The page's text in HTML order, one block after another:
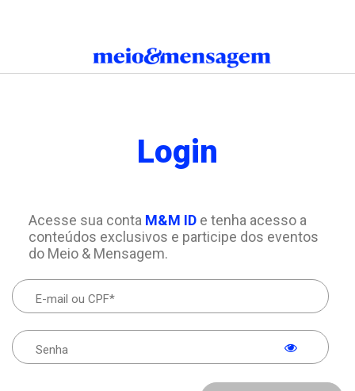
Login
Acesse sua conta M&M IDe tenha acesso a
conteúdos exclusivos e participe dos eventos
do Meio & Mensagem.